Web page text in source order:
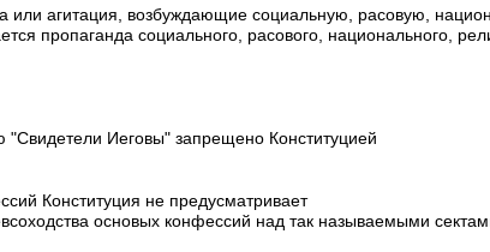
или агитация, возбуждающие социальную, расовую,
пропаганда социального, расового, национального,
"Свидетели Иеговы" запрещено Конституцией
Конституция не предусматривает
основых конфессий над так называемыми